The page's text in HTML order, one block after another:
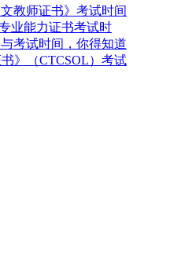
教师证书》考试时间
业能力证书考试时
考试时间，你得知道
》（CTCSOL）考试